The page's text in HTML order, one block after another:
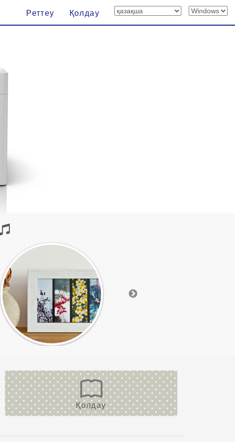
Реттеу Қолдау
Қолдау